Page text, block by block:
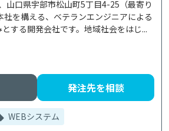
山口県宇部市松山町5丁目4-25（最寄り
を構える、ベテランエンジニアによる
する開発会社です。地域社会をはじ...
発注先を相談
WEBシステム